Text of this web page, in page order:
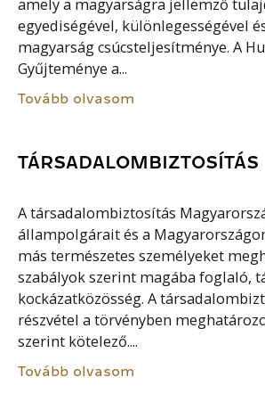
amely a magyarságra jellemző
egyediségével, különlegességével
magyarság csúcsteljesítménye. A
Gyűjteménye a...
Tovább olvasom
TÁRSADALOMBIZTOSÍTÁS
A társadalombiztosítás
állampolgárait és a
más természetes személyeket
szabályok szerint magába foglaló,
kockázatközösség. A
részvétel a törvényben
szerint kötelező....
Tovább olvasom